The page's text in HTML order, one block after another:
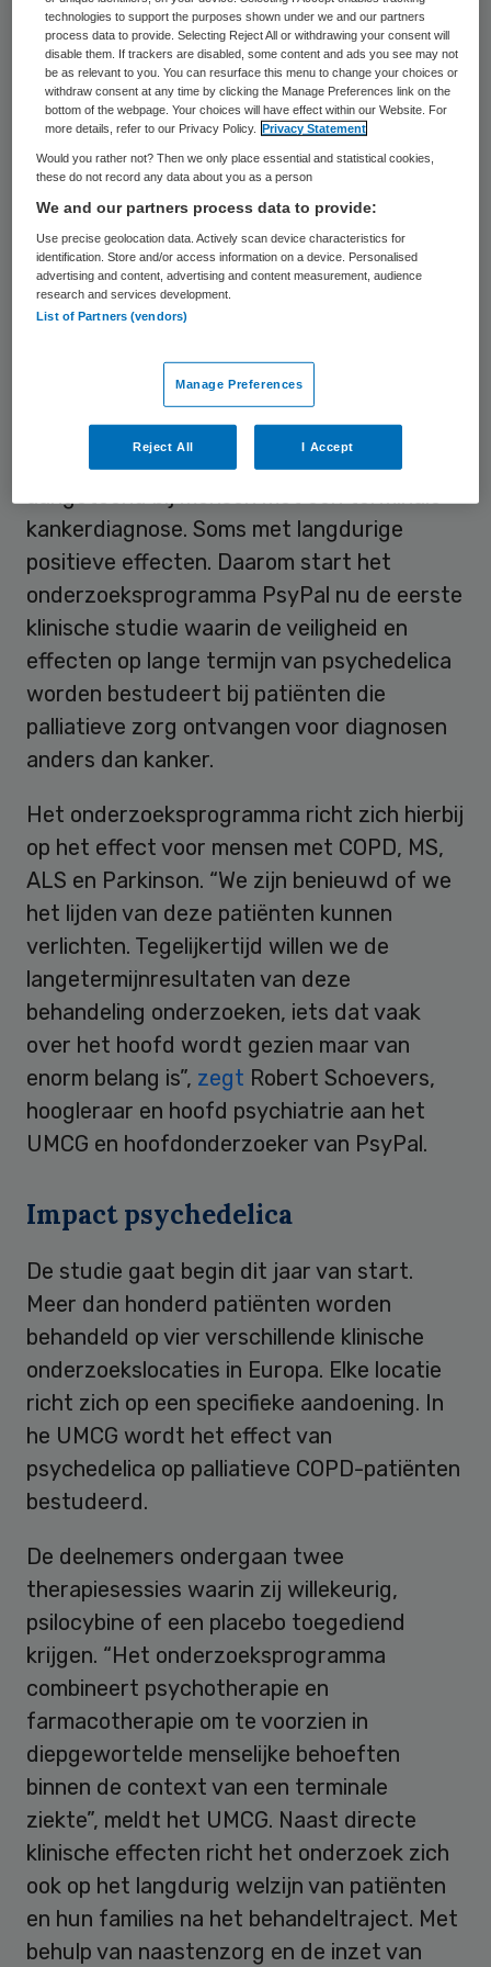
procent van de COPD-, ALS-, MS- en
Parkinsonpatiënten depressief en angstig
is. Ook zien hulpverleners regelmatig
veranderingen in familieverhoudingen en
maatschappelijke rollen, demoralisatie en
een verminderde kwaliteit van leven.
Bestaande behandelmethodenschieten
vaak tekortvoor deze palliatieve patiënten,
aldus het UMCG.
Eerdere pilotstudies naar psychedelica
hebben een aanzienlijke vermindering van
depressieve stemmingen en angsten
kankerdiagnose. Soms met langdurige
positieve effecten. Daarom start het
onderzoeksprogramma PsyPal nu de eerste
klinische studie waarin de veiligheid en
effecten op lange termijn van psychedelica
worden bestudeert bij patiënten die
palliatieve zorg ontvangen voor diagnosen
anders dan kanker.
Het onderzoeksprogramma richt zich hierbij
op het effect voor mensen met COPD, MS,
ALS en Parkinson. “We zijn benieuwd of we
het lijden van deze patiënten kunnen
verlichten. Tegelijkertijd willen we de
langetermijnresultaten van deze
behandeling onderzoeken, iets dat vaak
over het hoofd wordt gezien maar van
enorm belang is”, zegt Robert Schoevers,
hoogleraar en hoofd psychiatrie aan het
UMCG en hoofdonderzoeker van PsyPal.
Impact psychedelica
De studie gaat begin dit jaar van start.
Meer dan honderd patiënten worden
behandeld op vier verschillende klinische
onderzoekslocaties in Europa. Elke locatie
richt zich op een specifieke aandoening. In
he UMCG wordt het effect van
psychedelica op palliatieve COPD-patiënten
bestudeerd.
De deelnemers ondergaan twee
therapiesessies waarin zij willekeurig,
psilocybine of een placebo toegediend
krijgen. “Het onderzoeksprogramma
combineert psychotherapie en
farmacotherapie om te voorzien in
diepgewortelde menselijke behoeften
binnen de context van een terminale
ziekte”, meldt het UMCG. Naast directe
klinische effecten richt het onderzoek zich
ook op het langdurig welzijn van patiënten
en hun families na het behandeltraject. Met
behulp van naastenzorg en de inzet van
technologies to support the purposes shown under we and our partners
process data to provide. Selecting Reject All or withdrawing your consent will
disable them. If trackers are disabled, some content and ads you see may not
be as relevant to you. You can resurface this menu to change your choices or
withdraw consent at any time by clicking the Manage Preferences link on the
bottom of the webpage. Your choices will have effect within our Website. For
more details, refer to our Privacy Policy.
Privacy Statement
Would you rather not? Then we only place essential and statistical cookies,
these do not record any data about you as a person
We and our partners process data to provide:
Use precise geolocation data. Actively scan device characteristics for
identification. Store and/or access information on a device. Personalised
advertising and content, advertising and content measurement, audience
research and services development.
List of Partners (vendors)
Manage Preferences
Reject All I Accept